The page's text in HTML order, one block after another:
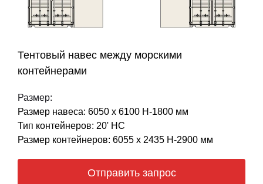
Тентовый навес между морскими
контейнерами
Размер:
Размер навеса: 6050 х 6100 Н-1800 мм
Тип контейнеров: 20' НС
Размер контейнеров: 6055 х 2435 Н-2900 мм
Отправить запрос